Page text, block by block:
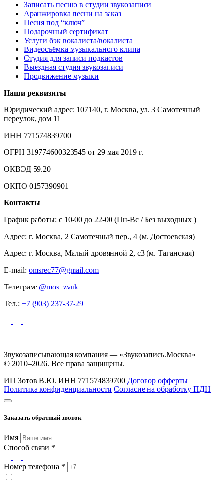
Записать песню в студии звукозаписи
Аранжировка песни на заказ
Песня под “ключ”
Подарочный сертификат
Услуги бэк вокалиста/вокалиста
Видеосъёмка музыкального клипа
Студия для записи подкастов
Выездная студия звукозаписи
Продвижение музыки
Наши реквизиты
Юридический адрес: 107140, г. Москва, ул. 3 Самотечный
переулок, дом 11
ИНН 771574839700
ОГРН 319774600323545 от 29 мая 2019 г.
ОКВЭД 59.20
ОКПО 0157390901
Контакты
График работы: c 10-00 до 22-00 (Пн-Вс / Без выходных )
Адрес: г. Москва, 2 Самотечный пер., 4 (м. Достоевская)
Адрес: г. Москва, Малый дровянной 2, с3 (м. Таганская)
E-mail: omsrec77@gmail.com
Телеграм: @mos_zvuk
Тел.: +7 (903) 237-37-29
Звукозаписывающая компания — «Звукозапись.Москва»
© 2010–2026. Все права защищены.
ИП Зотов В.Ю. ИНН 771574839700 Договор офферты
Политика конфиденциальности Согласие на обработку ПДН
Заказать обратный звонок
Имя
Способ связи *
Номер телефона *